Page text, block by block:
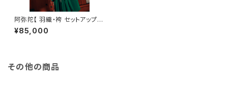
阿弥陀【 羽織・袴 セットアップ 】
/ ジャージ素材 / ファスナー仕
様
¥85,000
その他の商品